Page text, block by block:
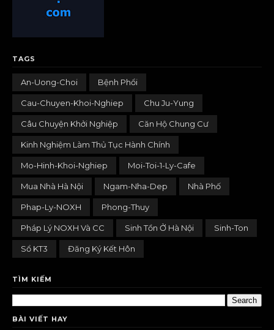
TAGS
An-Uong-Choi Bệnh Phổi
Cau-Chuyen-Khoi-Nghiep Chu Ju-Yung
Câu Chuyện Khởi Nghiệp Căn Hộ Chung Cư
Kinh Nghiệm Làm Thủ Tục Hành Chính
Mo-Hinh-Khoi-Nghiep Moi-Toi-1-Ly-Cafe
Mua Nhà Hà Nội Ngam-Nha-Dep Nhà Phố
Phap-Ly-NOXH Phong-Thuy
Pháp Lý NOXH Và CC Sinh Tồn Ở Hà Nội Sinh-Ton
Sổ KT3 Đăng Ký Kết Hôn
TÌM KIẾM
BÀI VIẾT HAY